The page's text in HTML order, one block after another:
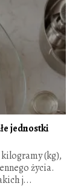
jednostki
(kg),
życia.
j...